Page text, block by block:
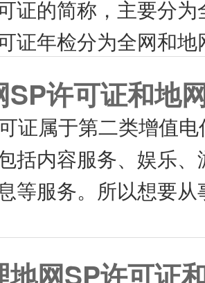
证的简称，主要分
证年检分为全网和
SP许可证和地
证属于第二类增值
括内容服务、娱乐
等服务。所以想要
地网SP许可证